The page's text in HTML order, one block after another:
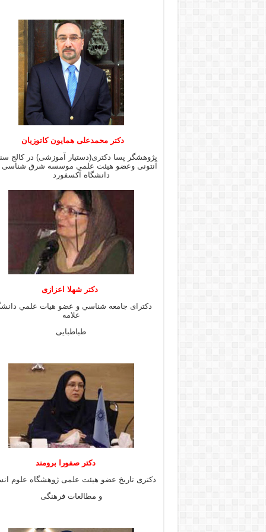
دکتر محمدعلی همایون کاتوزیان
پژوهشگر پسا دکتری(دستیار آموزشی) در کالج
آنتونی وعضو هیئت علمی موسسه شرق
دانشگاه آکسفورد
دكتر شهلا اعزازى
دكتراى جامعه شناسي و عضو هيات علمي
علامه
طباطبايى
دكتر صفورا برومند
دكترى تاريخ عضو هيئت علمى ژوهشگاه علوم
و مطالعات فرهنگى